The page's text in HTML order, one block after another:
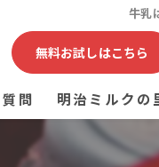
牛乳
無料お試しはこちら
問 明治ミルクの
ヨーグルト